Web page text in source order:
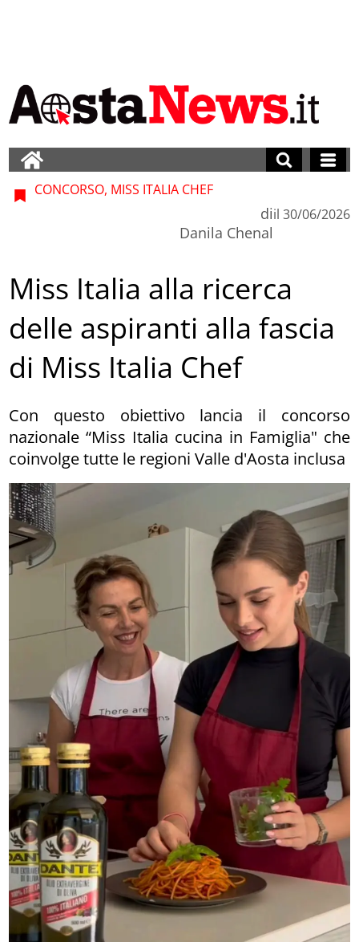
CONCORSO, MISS ITALIA CHEF
di
Danila Chenal
il 30/06/2026
Miss Italia alla ricerca
delle aspiranti alla fascia
di Miss Italia Chef
Con questo obiettivo lancia il concorso
nazionale “Miss Italia cucina in Famiglia" che
coinvolge tutte le regioni Valle d'Aosta inclusa